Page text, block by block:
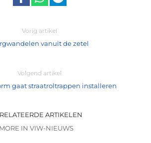
Vorig artikel
vanuit de zetel
Volgend artikel
gaat straatroltrappen installeren
ARTIKELEN
MORE IN VIW-NIEUWS